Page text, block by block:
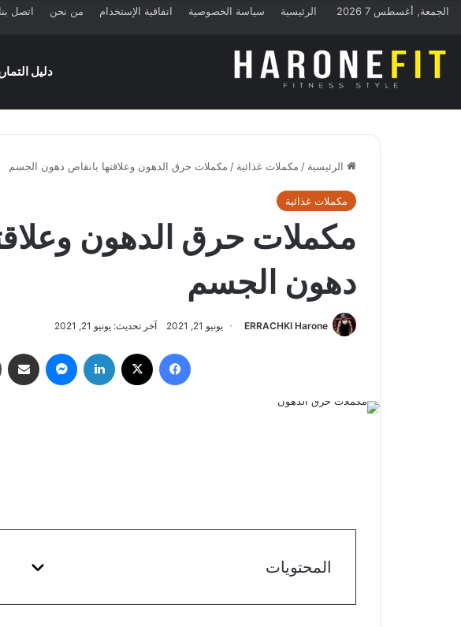
الجمعة, أغسطس 7 2026 الرئيسية سياسة الخصوصية اتفاقية الإستخدام من نحن اتصل بنا
دليل
الرئيسية / مكملات غذائية / مكملات حرق الدهون وعلاقتها بانقاص دهون الجسم
مكملات غذائية
مكملات حرق الدهون
دهون الجسم
ERRACHKI Harone يونيو 21, 2021 آخر تحديث: يونيو 21, 2021
فيسبوك لينكدإن ماسنجر
المحتويات